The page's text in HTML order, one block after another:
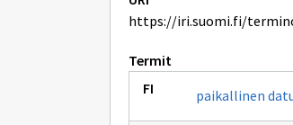
https://iri.suomi.fi/
Termit
paikallinen